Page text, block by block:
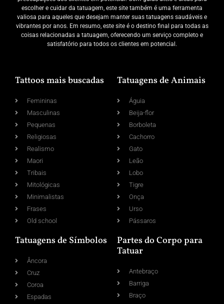
escolher e cuidar da tatuagem, este site também é uma ferramenta
valiosa para aqueles que desejam manter suas tatuagens saudáveis e
vibrantes por anos. Em resumo, este site é o destino final para todas as
coisas relacionadas a tatuagem, oferecendo um serviço completo e
satisfatório para todos os clientes em potencial.
Tattoos mais buscadas
Femininas
Masculinas
Pequenas
Religiosas
Realismo
Maori
Tribais
Mitológicas
Minimalistas
Frases
Old school
Tatuagens de Animais
Águia
Beija-flor
Borboleta
Cachorro
Gato
Leão
Lobo
Tigre
Onça
Urso
Pássaros
Tatuagens de Símbolos
Âncora
Cruz
Coroa
Espadas
Partes do Corpo para
Tatuar
Antebraço
Barriga
Braço